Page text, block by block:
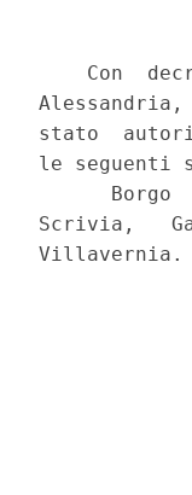
Con
stato
le seguenti
Borgo
Scrivia,